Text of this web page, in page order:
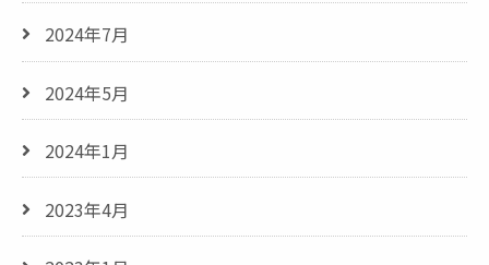
2024年7月
2024年5月
2024年1月
2023年4月